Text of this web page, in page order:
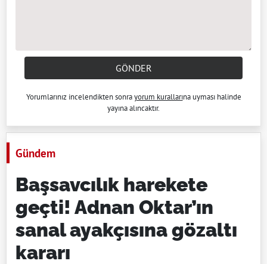
GÖNDER
Yorumlarınız incelendikten sonrayorum kurallarına uyması halinde
yayına alıncaktır.
Gündem
Başsavcılık harekete
geçti! Adnan Oktar’ın
sanal ayakçısına gözaltı
kararı